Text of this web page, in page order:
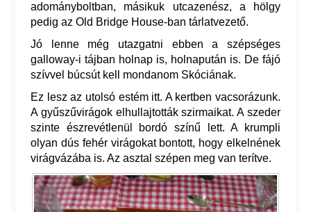
adományboltban, másikuk utcazenész, a hölgy
pedig az Old Bridge House-ban tárlatvezető.
Jó lenne még utazgatni ebben a szépséges
galloway-i tájban holnap is, holnapután is. De fájó
szívvel búcsút kell mondanom Skóciának.
Ez lesz az utolsó estém itt. A kertben vacsorázunk.
A gyűszűvirágok elhullajtották szirmaikat. A szeder
szinte észrevétlenül bordó színű lett. A krumpli
olyan dús fehér virágokat bontott, hogy elkelnének
virágvázába is. Az asztal szépen meg van terítve.